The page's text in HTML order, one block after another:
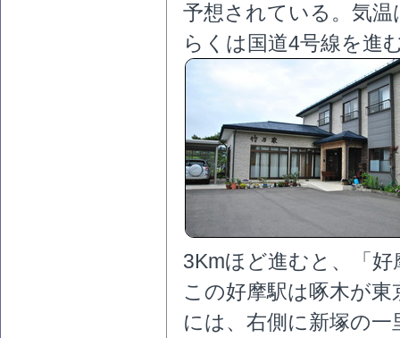
予想されている。気
らくは国道4号線を進
3Kmほど進むと、「
この好摩駅は啄木が
には、右側に新塚の